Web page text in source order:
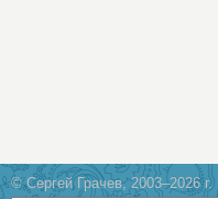
© Сергей Грачев, 2003–2026 г.